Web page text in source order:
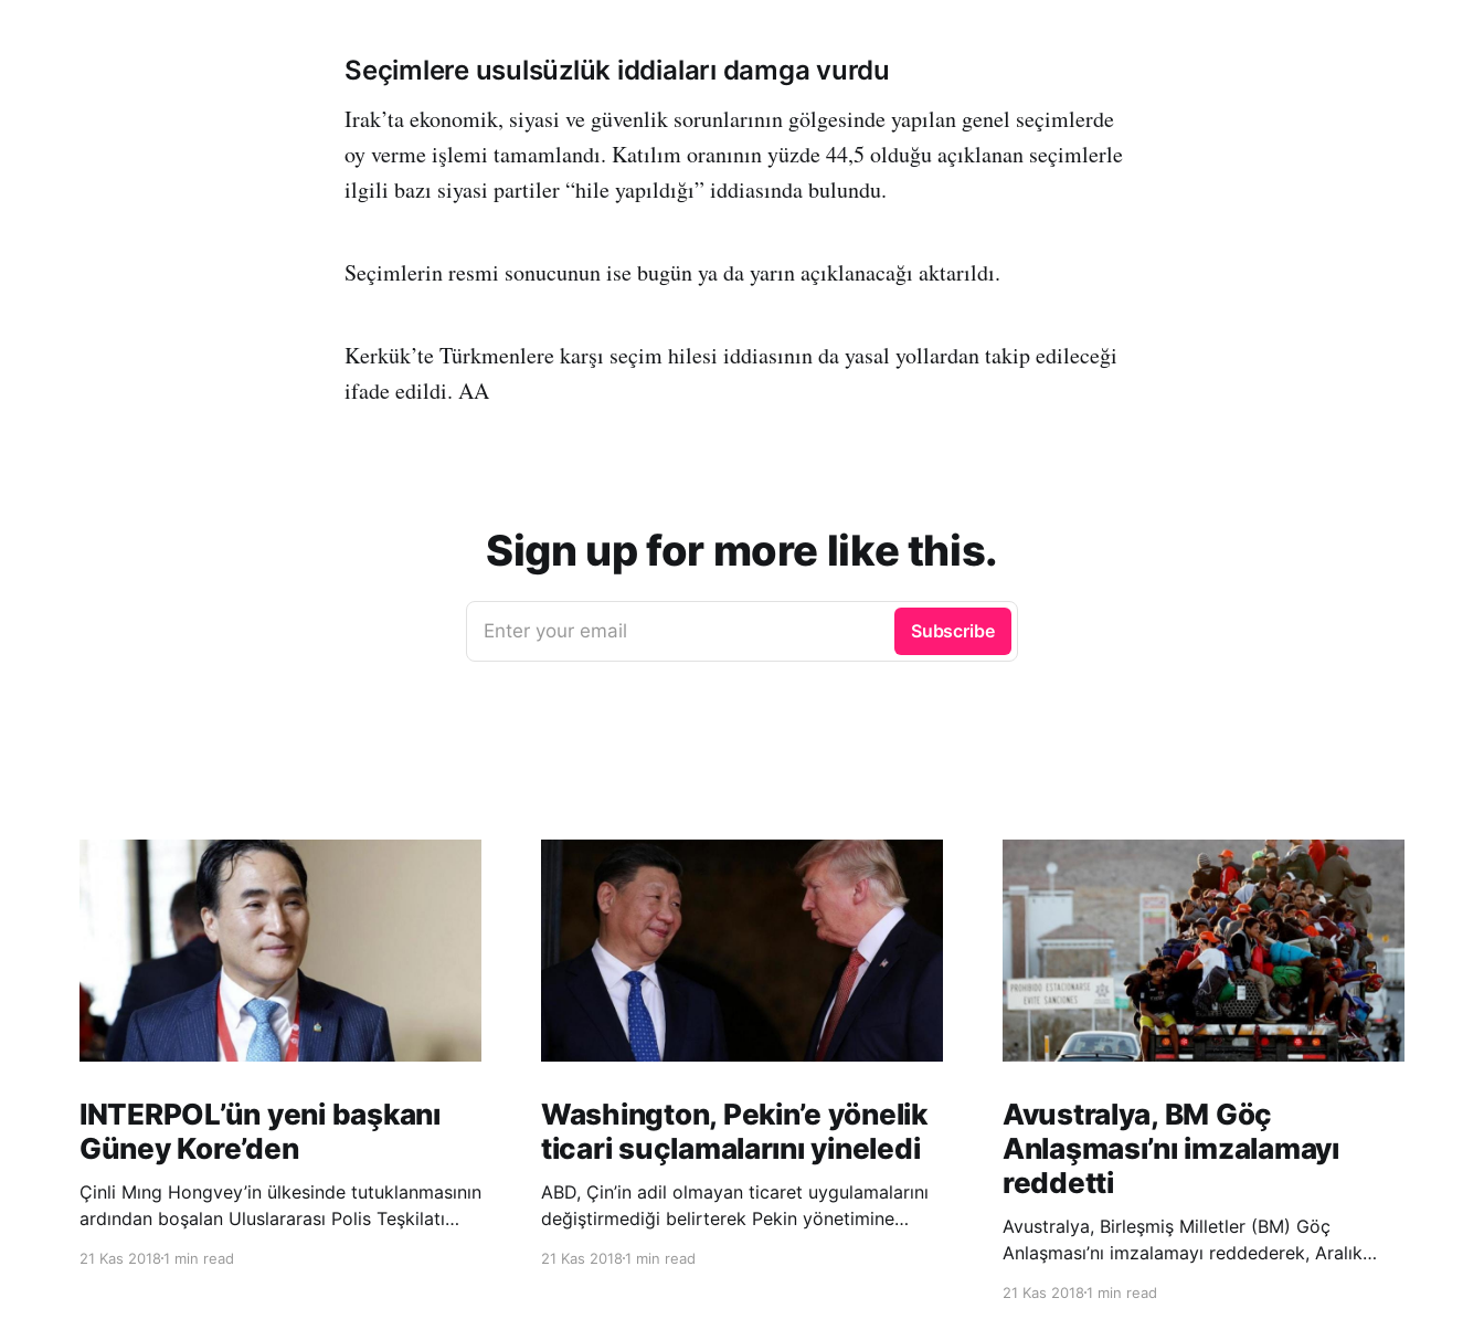
Seçimlere usulsüzlük iddiaları damga vurdu
Irak’ta ekonomik, siyasi ve güvenlik sorunlarının gölgesinde yapılan genel seçimlerde
oy verme işlemi tamamlandı. Katılım oranının yüzde 44,5 olduğu açıklanan seçimlerle
ilgili bazı siyasi partiler “hile yapıldığı” iddiasında bulundu.
Seçimlerin resmi sonucunun ise bugün ya da yarın açıklanacağı aktarıldı.
Kerkük’te Türkmenlere karşı seçim hilesi iddiasının da yasal yollardan takip edileceği
ifade edildi. AA
Sign up for more like this.
Enter your email Subscribe
INTERPOL’ün yeni başkanı
Güney Kore’den
Çinli Mıng Hongvey’in ülkesinde tutuklanmasının
ardından boşalan Uluslararası Polis Teşkilatı
Jong Yang seçildi. INTERPOL Genel Kurulu’nun
21 Kas 2018 1 min read
Washington, Pekin’e yönelik
ticari suçlamalarını yineledi
ABD, Çin’in adil olmayan ticaret uygulamalarını
değiştirmediği belirterek Pekin yönetimine
Temsilciliği’nin Çin’in fikri mülkiyet ve teknoloji
21 Kas 20181 min read
Avustralya, BM Göç
Anlaşması’nı imzalamayı
reddetti
Avustralya, Birleşmiş Milletler (BM) Göç
Anlaşması’nı imzalamayı reddederek, Aralık
konferansta BM üyesi ülkeler tarafından
21 Kas 20181 min read